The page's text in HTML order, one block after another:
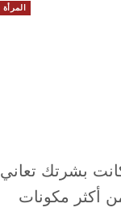
المرأة
بشرتك تعاني
أكثر مكونات